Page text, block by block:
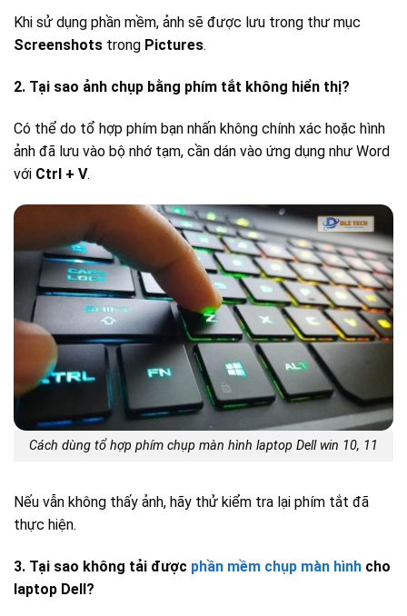
Khi sử dụng phần mềm, ảnh sẽ được lưu trong thư mục
Screenshots trong Pictures.
2. Tại sao ảnh chụp bằng phím tắt không hiển thị?
Có thể do tổ hợp phím bạn nhấn không chính xác hoặc hình
ảnh đã lưu vào bộ nhớ tạm, cần dán vào ứng dụng như Word
với Ctrl + V.
Cách dùng tổ hợp phím chụp màn hình laptop Dell win 10, 11
Nếu vẫn không thấy ảnh, hãy thử kiểm tra lại phím tắt đã
thực hiện.
3. Tại sao không tải được phần mềm chụp màn hình cho
laptop Dell?